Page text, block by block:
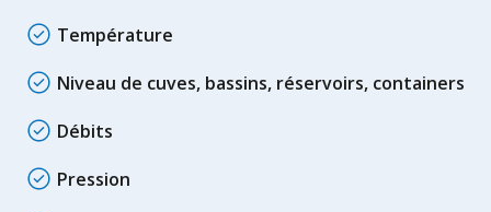
Température
Niveau de cuves, bassins, réservoirs, containers
Débits
Pression